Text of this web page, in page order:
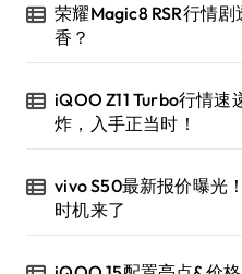
荣耀Magic8 RSR行情
香？
iQOO Z11 Turbo行情速
炸，入手正当时！
vivo S50最新报价曝光
时机来了